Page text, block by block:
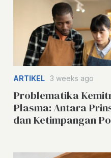
ARTIKEL 3 weeks ago
Problematika
Plasma: Antara
dan Ketimpangan